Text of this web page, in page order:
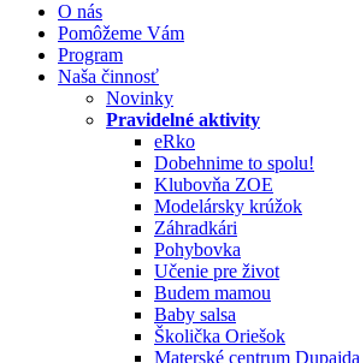
O nás
Pomôžeme Vám
Program
Naša činnosť
Novinky
Pravidelné aktivity
eRko
Dobehnime to spolu!
Klubovňa ZOE
Modelársky krúžok
Záhradkári
Pohybovka
Učenie pre život
Budem mamou
Baby salsa
Školička Oriešok
Materské centrum Dupajda